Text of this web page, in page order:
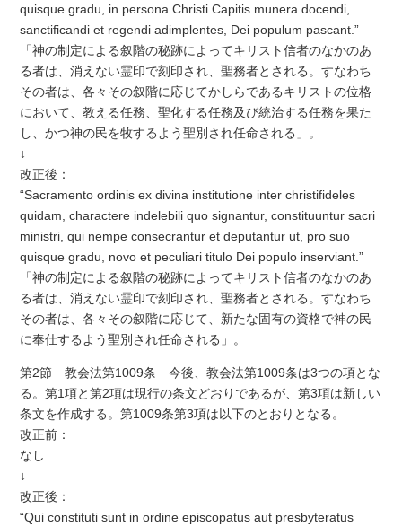
quisque gradu, in persona Christi Capitis munera docendi,
sanctificandi et regendi adimplentes, Dei populum pascant.”
「神の制定による叙階の秘跡によってキリスト信者のなかのあ
る者は、消えない霊印で刻印され、聖務者とされる。すなわち
その者は、各々その叙階に応じてかしらであるキリストの位格
において、教える任務、聖化する任務及び統治する任務を果た
し、かつ神の民を牧するよう聖別され任命される」。
↓
改正後：
“Sacramento ordinis ex divina institutione inter christifideles
quidam, charactere indelebili quo signantur, constituuntur sacri
ministri, qui nempe consecrantur et deputantur ut, pro suo
quisque gradu, novo et peculiari titulo Dei populo inserviant.”
「神の制定による叙階の秘跡によってキリスト信者のなかのあ
る者は、消えない霊印で刻印され、聖務者とされる。すなわち
その者は、各々その叙階に応じて、新たな固有の資格で神の民
に奉仕するよう聖別され任命される」。
第2節 教会法第1009条 今後、教会法第1009条は3つの項とな
る。第1項と第2項は現行の条文どおりであるが、第3項は新しい
条文を作成する。第1009条第3項は以下のとおりとなる。
改正前：
なし
↓
改正後：
“Qui constituti sunt in ordine episcopatus aut presbyteratus